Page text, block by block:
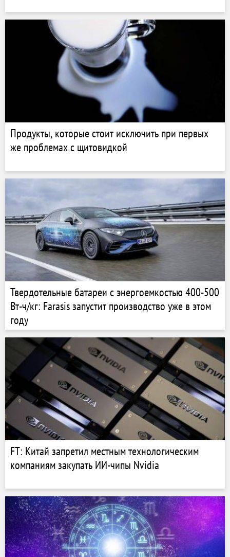
Продукты, которые стоит исключить при первых
же проблемах с щитовидкой
Твердотельные батареи с энергоемкостью 400-500
Вт-ч/кг: Farasis запустит производство уже в этом
году
FT: Китай запретил местным технологическим
компаниям закупать ИИ-чипы Nvidia